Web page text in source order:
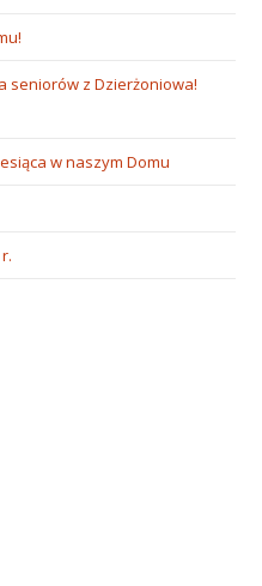
seniorów z Dzierżoniowa!
w naszym Domu